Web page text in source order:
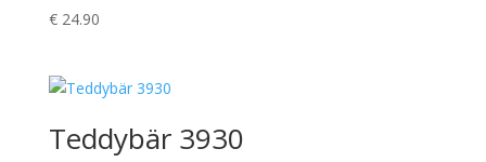
€24.90
Teddybär 3930